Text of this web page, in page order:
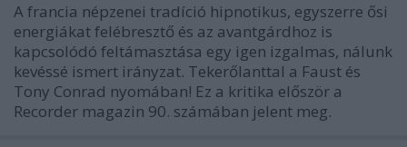
A francia népzenei tradíció hipnotikus, egyszerre ősi
energiákat felébresztő és az avantgárdhoz is
kapcsolódó feltámasztása egy igen izgalmas, nálunk
kevéssé ismert irányzat. Tekerőlanttal a Faust és
Tony Conrad nyomában! Ez a kritika először a
Recorder magazin 90. számában jelent meg.